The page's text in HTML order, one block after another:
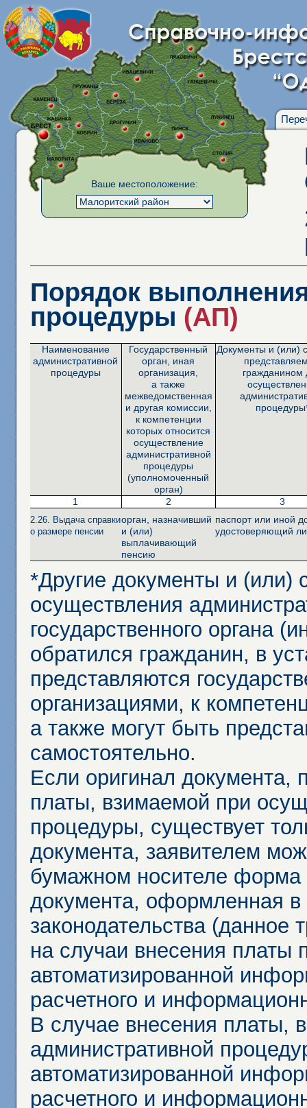
Ваше местоположение:
Порядок
процедуры (АП)
Наименование
административной
процедуры
Государственный
орган, иная
организация,
а также
межведомственная
и другая комиссии,
к компетенции
которых относится
осуществление
административной
процедуры
(уполномоченный
орган)
Документы и (или)
гражданином
1 2 3
2.26. Выдача справки
о размере пенсии
орган, назначивший
и (или)
выплачивающий
пенсию
паспорт или иной
удостоверяющий
*Другие документы и (или)
осуществления
государственного органа
обратился гражданин, в
представляются
организациями, к
а также могут быть
самостоятельно.
Если оригинал документа,
платы, взимаемой при
процедуры, существует
документа, заявителем
бумажном носителе форма
документа, оформленная в
законодательства (данное
на случаи внесения платы
автоматизированной
расчетного и
В случае внесения платы,
административной
автоматизированной
расчетного и